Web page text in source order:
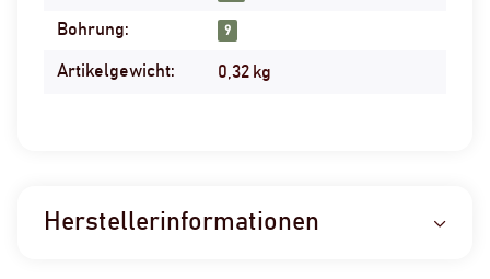
Bohrung: 9
Artikelgewicht: 0,32 kg
Herstellerinformationen